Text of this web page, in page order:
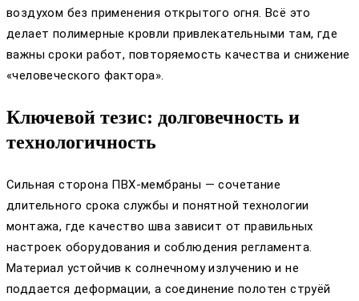
воздухом без применения открытого огня. Всё это
делает полимерные кровли привлекательными там, где
важны сроки работ, повторяемость качества и снижение
«человеческого фактора».
Ключевой тезис: долговечность и
технологичность
Сильная сторона ПВХ-мембраны — сочетание
длительного срока службы и понятной технологии
монтажа, где качество шва зависит от правильных
настроек оборудования и соблюдения регламента.
Материал устойчив к солнечному излучению и не
поддается деформации, а соединение полотен струёй